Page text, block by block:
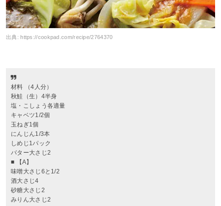
出典:https://cookpad.com/recipe/2764370
材料 （4人分）
秋鮭（生）4半身
塩・こしょう各適量
キャベツ1/2個
玉ねぎ1個
にんじん1/3本
しめじ1パック
バター大さじ2
■ 【A】
味噌大さじ6と1/2
酒大さじ4
砂糖大さじ2
みりん大さじ2